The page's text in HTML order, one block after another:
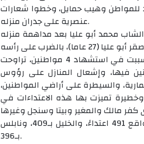
للمواطن وهيب حمايل، وخطوا شعارات
عنصرية على جدران منزله.
محمد أبو عليا بعد مداهمة منزله
ونفذ المستعمرون منذ بداية العام الجاري، 2153 اعتداء، تسببت في استشهاد 4 مواطنين، تراوحت
فيها، وإشعال المنازل على رؤوس
والسيطرة على أراضي المواطنين،
تميزت بها هذه الاعتداءات في
وتركزت هذه الاعتداءات في محافظات: رام الله والبيرة بواقع 491 اعتداءً، والخليل بـ409، ونابلس
بـ396.